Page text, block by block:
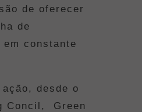
de oferecer
de
constante
desde o
Concil, Green